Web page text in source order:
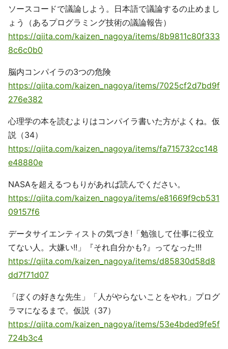
ソースコードで議論しよう。日本語で議論するの止めまし
ょう（あるプログラミング技術の議論報告）
https://qiita.com/kaizen_nagoya/items/8b9811c80f333
8c6c0b0
脳内コンパイラの3つの危険
https://qiita.com/kaizen_nagoya/items/7025cf2d7bd9f
276e382
心理学の本を読むよりはコンパイラ書いた方がよくね。仮
説（34）
https://qiita.com/kaizen_nagoya/items/fa715732cc148
e48880e
NASAを超えるつもりがあれば読んでください。
https://qiita.com/kaizen_nagoya/items/e81669f9cb531
09157f6
データサイエンティストの気づき!「勉強して仕事に役立
てない人。大嫌い!!」『それ自分かも?』ってなった!!!
https://qiita.com/kaizen_nagoya/items/d85830d58d8
dd7f71d07
「ぼくの好きな先生」「人がやらないことをやれ」プログ
ラマになるまで。仮説（37）
https://qiita.com/kaizen_nagoya/items/53e4bded9fe5f
724b3c4